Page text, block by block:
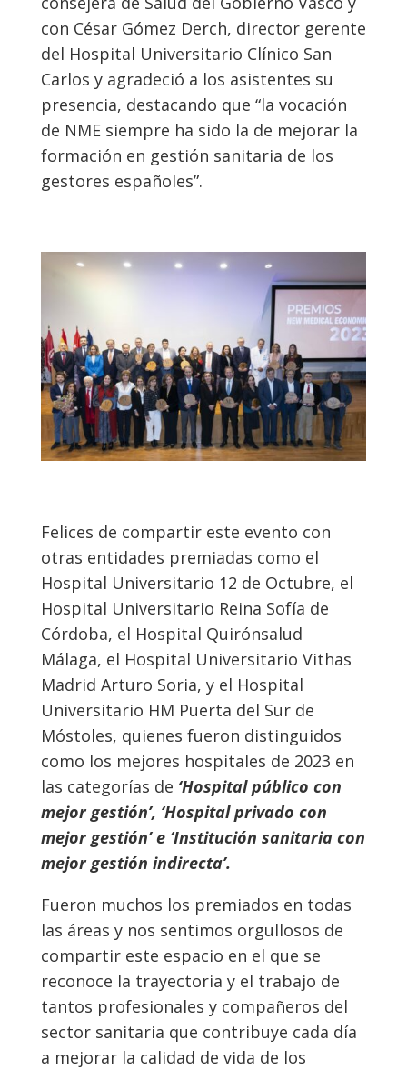
con César Gómez Derch, director gerente
del Hospital Universitario Clínico San
Carlos y agradeció a los asistentes su
presencia, destacando que “la vocación
de NME siempre ha sido la de mejorar la
formación en gestión sanitaria de los
gestores españoles”.
Felices de compartir este evento con
otras entidades premiadas como el
Hospital Universitario 12 de Octubre, el
Hospital Universitario Reina Sofía de
Córdoba, el Hospital Quirónsalud
Málaga, el Hospital Universitario Vithas
Madrid Arturo Soria, y el Hospital
Universitario HM Puerta del Sur de
Móstoles, quienes fueron distinguidos
como los mejores hospitales de 2023 en
las categorías de ‘Hospital público con
mejor gestión’, ‘Hospital privado con
mejor gestión’ e ‘Institución sanitaria con
mejor gestión indirecta’.
Fueron muchos los premiados en todas
las áreas y nos sentimos orgullosos de
compartir este espacio en el que se
reconoce la trayectoria y el trabajo de
tantos profesionales y compañeros del
sector sanitaria que contribuye cada día
a mejorar la calidad de vida de los